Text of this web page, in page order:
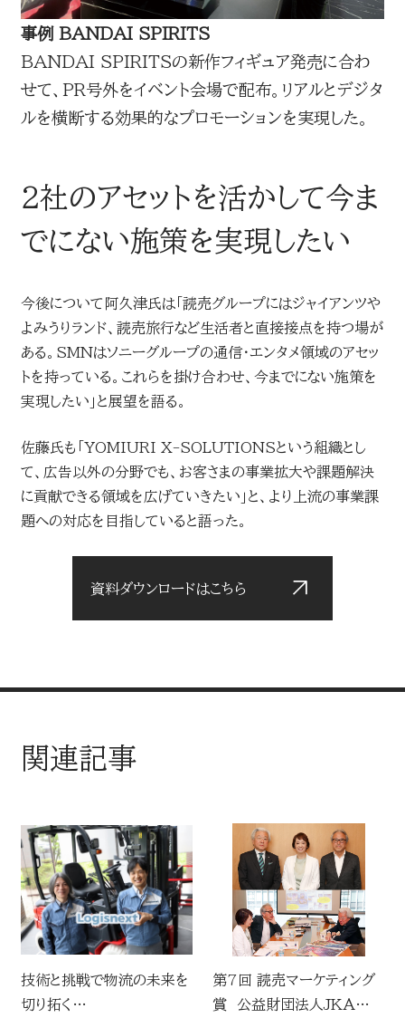
事例 BANDAI SPIRITS
BANDAI SPIRITSの新作フィギュア発売に合わ
せて、PR号外をイベント会場で配布。リアルとデジタ
ルを横断する効果的なプロモーションを実現した。
2社のアセットを活かして今ま
でにない施策を実現したい
今後について阿久津氏は「読売グループにはジャイアンツや
よみうりランド、読売旅行など生活者と直接接点を持つ場が
ある。SMNはソニーグループの通信・エンタメ領域のアセッ
トを持っている。これらを掛け合わせ、今までにない施策を
実現したい」と展望を語る。
佐藤氏も「YOMIURI X-SOLUTIONSという組織とし
て、広告以外の分野でも、お客さまの事業拡大や課題解決
に貢献できる領域を広げていきたい」と、より上流の事業課
題への対応を目指していると語った。
資料ダウンロードはこちら
関連記事
技術と挑戦で物流の未来を
切り拓く
第7回 読売マーケティング
賞 公益財団法人JKAがグ